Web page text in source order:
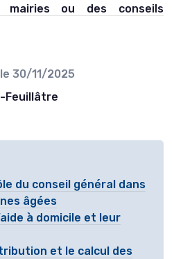
mairies ou des conseils
30/11/2025
Feuillâtre
du conseil général dans
âgées
à domicile et leur
et le calcul des